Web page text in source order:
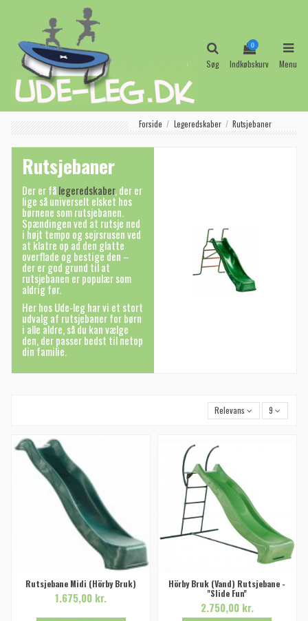
Søg
0
Indkøbskurv Menu
Forside Legeredskaber Rutsjebaner
Rutsjebaner
Der er fålegeredskaber, der er
lige så universelt elsket hos
børnene som rutsjebanen.
Spændingen ved at rutsje ned
i højt tempo og sejrsrusen ved
at klatre op ad den glatte
overflade og bestige den –
der er god grund til at
rutsjebanen er populær som
aldrig før.
Her hos Ude-leg har vi et stort
udvalg af rutsjebaner for børn
i alle aldre, så du kan vælge
den, der passer bedst til netop
din familie.
Relevans 9
Rutsjebane Midi (Hörby Bruk)
1.675,00 kr.
Hörby Bruk (Vand) Rutsjebane -
''Slide Fun''
2.750,00 kr.